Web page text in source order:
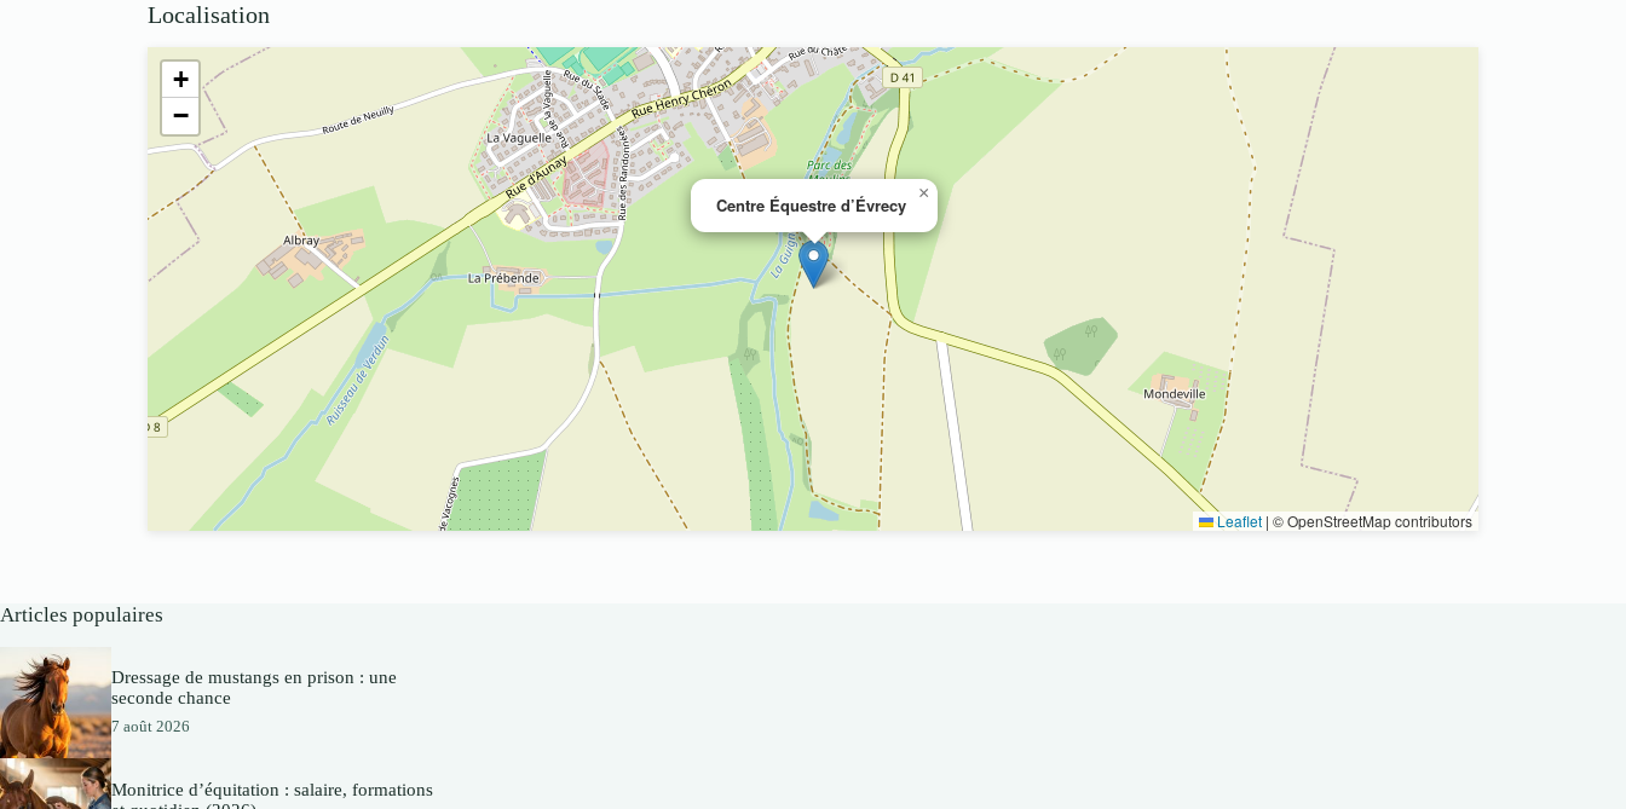
Localisation
Centre Équestre d’Évrecy
×
+
−
Leaflet | © OpenStreetMap contributors
Articles populaires
Dressage de mustangs en prison : une
seconde chance
7 août 2026
Monitrice d’équitation : salaire, formations